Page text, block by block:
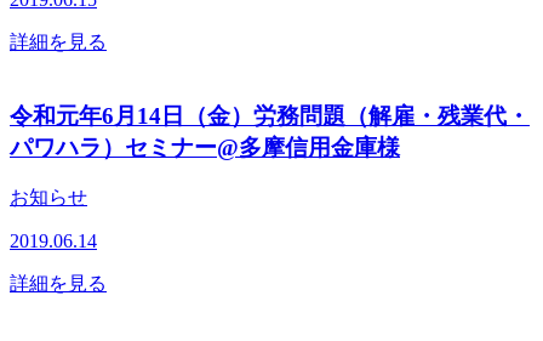
詳細を見る
令和元年6月14日（金）労務問題（解雇・残業代・
パワハラ）セミナー@多摩信用金庫様
お知らせ
2019.06.14
詳細を見る